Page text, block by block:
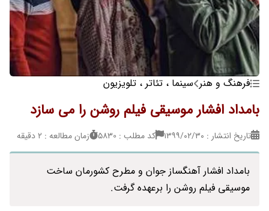
فرهنگ و هنر سینما ، تئاتر ، تلویزیون
بامداد افشار موسیقی فیلم روشن را می سازد
تاریخ انتشار : ۱۳۹۹/۰۲/۳۰ کد مطلب : 5830 زمان مطالعه : 2 دقیقه
بامداد افشار آهنگساز جوان و مطرح کشورمان ساخت
موسیقی فیلم روشن را برعهده گرفت.